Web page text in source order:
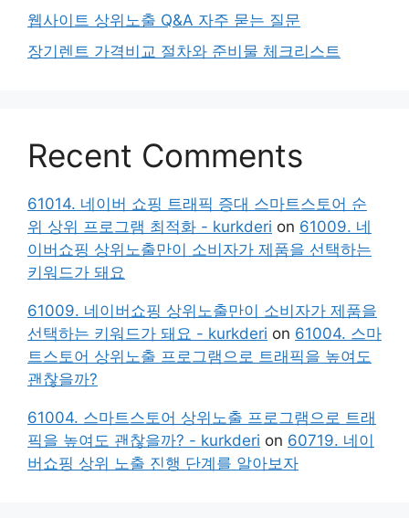
웹사이트 상위노출 Q&A 자주 묻는 질문
장기렌트 가격비교 절차와 준비물 체크리스트
Recent Comments
61014. 네이버 쇼핑 트래픽 증대 스마트스토어 순
위 상위 프로그램 최적화 - kurkderi on 61009. 네
이버쇼핑 상위노출만이 소비자가 제품을 선택하는
키워드가 돼요
61009. 네이버쇼핑 상위노출만이 소비자가 제품을
선택하는 키워드가 돼요 - kurkderi on 61004. 스마
트스토어 상위노출 프로그램으로 트래픽을 높여도
괜찮을까?
61004. 스마트스토어 상위노출 프로그램으로 트래
픽을 높여도 괜찮을까? - kurkderi on 60719. 네이
버쇼핑 상위 노출 진행 단계를 알아보자